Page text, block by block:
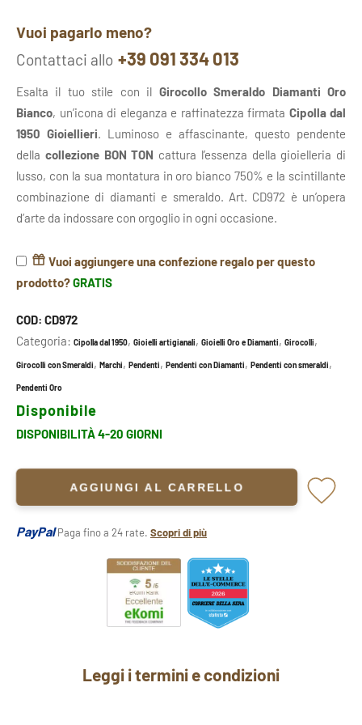
Vuoi pagarlo meno?
Contattaci allo +39 091 334 013
Esalta il tuo stile con il Girocollo Smeraldo Diamanti Oro
Bianco, un’icona di eleganza e raffinatezza firmata Cipolla dal
1950 Gioiellieri. Luminoso e affascinante, questo pendente
della collezione BON TON cattura l’essenza della gioielleria di
lusso, con la sua montatura in oro bianco 750% e la scintillante
combinazione di diamanti e smeraldo. Art. CD972 è un’opera
d’arte da indossare con orgoglio in ogni occasione.
Vuoi aggiungere una confezione regalo per questo
prodotto?GRATIS
COD: CD972
Categoria: Cipolla dal 1950, Gioielli artigianali, Gioielli Oro e Diamanti, Girocolli,
Girocolli con Smeraldi, Marchi, Pendenti, Pendenti con Diamanti, Pendenti con smeraldi,
Pendenti Oro
Disponibile
DISPONIBILITÀ 4-20 GIORNI
AGGIUNGI AL CARRELLO
PayPal Paga fino a 24 rate. Scopri di più
Leggi i termini e condizioni